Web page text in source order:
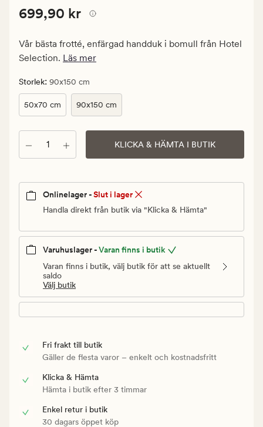
4.5
Pris
699,90
kr.
Ordinarie
699,90
kr
Pris 699,90 kr
699,90 kr
Vår bästa frotté, enfärgad handduk i bomull från Hotel
Selection. Läs mer
Storlek: 90x150 cm
50x70 cm 90x150 cm
Antal KLICKA & HÄMTA I BUTIK
Onlinelager -Slut i lager
Handla direkt från butik via "Klicka & Hämta"
Varuhuslager -Varan finns i butik
Varan finns i butik, välj butik för att se aktuellt
saldo
Välj butik
Fri frakt till butik
Gäller de flesta varor – enkelt och kostnadsfritt
Klicka & Hämta
Hämta i butik efter 3 timmar
Enkel retur i butik
30 dagars öppet köp